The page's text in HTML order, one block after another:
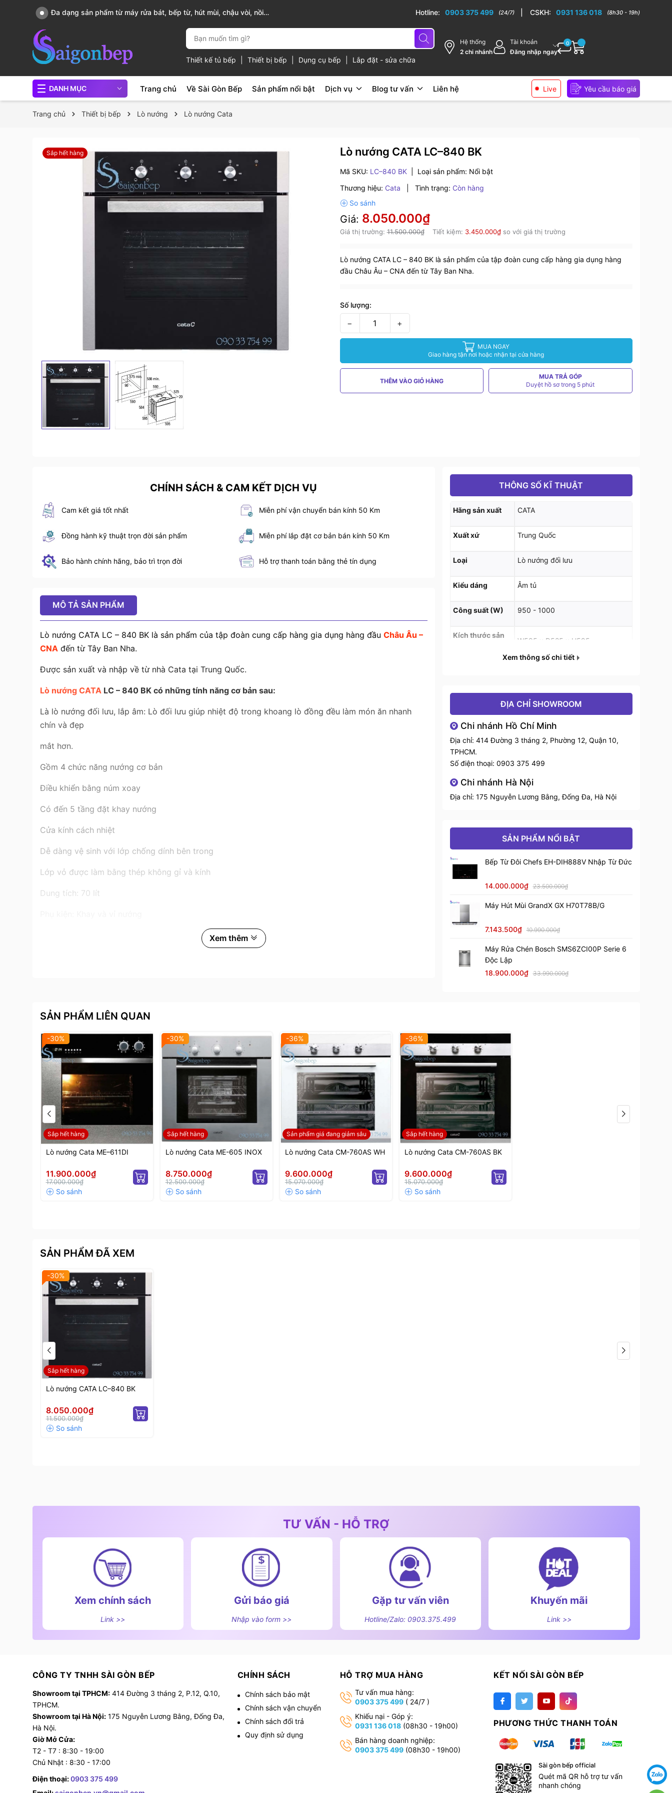
Đa dạng sản phẩm từ máy rửa bát, bếp từ, hút mùi, chậu vòi, nồi
Sài Gòn Bếp chuyên thiết bị bếp, gia dụng bếp cao cấp
Hotline: 0903 375 499 (24/7) CSKH: 0931 136 018 (8h30 - 19h)
Thiết kế tủ bếp Thiết bị bếp Dụng cụ bếp Lắp đặt - sửa chữa
Hệ thống
2 chi nhánh
Tài khoản
Đăng nhập ngay
0
DANH MỤC Trang chủ Về Sài Gòn Bếp Sản phẩm nổi bật Dịch vụ Blog tư vấn Liên hệ Live Yêu cầu báo giá
Trang chủ Thiết bị bếp Lò nướng Lò nướng Cata
Sắp hết hàng Lò nướng CATA LC–840 BK
Mã SKU: LC–840 BK| Loại sản phẩm: Nổi bật
Thương hiệu: Cata Tình trạng: Còn hàng
Giá: 8.050.000₫
Giá thị trường:11.500.000₫ Tiết kiệm: 3.450.000₫so với giá thị trường
Lò nướng CATA LC – 840 BK là sản phẩm của tập đoàn cung cấp hàng gia dụng hàng
đầu Châu Âu – CNA đến từ Tây Ban Nha.
Số lượng:
− +
MUA NGAY
Giao hàng tận nơi hoặc nhận tại cửa hàng
THÊM VÀO GIỎ HÀNG
MUA TRẢ GÓP
Duyệt hồ sơ trong 5 phút
CHÍNH SÁCH & CAM KẾT DỊCH VỤ
Cam kết giá tốt nhất Miễn phí vận chuyển bán kính 50 Km
Đồng hành kỹ thuật trọn đời sản phẩm Miễn phí lắp đặt cơ bản bán kính 50 Km
Bảo hành chính hãng, bảo trì trọn đời Hỗ trợ thanh toán bằng thẻ tín dụng
MÔ TẢ SẢN PHẨM
Lò nướng CATA LC – 840 BK là sản phẩm của tập đoàn cung cấp hàng gia dụng hàng đầu Châu Âu –
CNAđến từ Tây Ban Nha.
Được sản xuất và nhập về từ nhà Cata tại Trung Quốc.
Lò nướng CATALC – 840 BK có những tính năng cơ bản sau:
Là lò nướng đối lưu, lắp âm: Lò đối lưu giúp nhiệt độ trong khoang lò đồng đều làm món ăn nhanh
chín và đẹp
mắt hơn.
Gồm 4 chức năng nướng cơ bản
Điều khiển bằng núm xoay
Có đến 5 tầng đặt khay nướng
Cửa kính cách nhiệt
Dễ dàng vệ sinh với lớp chống dính bên trong
Lớp vỏ được làm bằng thép không gỉ và kính
Dung tích: 70 lít
Xem thêm
THÔNG SỐ KĨ THUẬT
Hãng sản xuất CATA
Xuất xứ Trung Quốc
Loại Lò nướng đối lưu
Kiểu dáng Âm tủ
Công suất (W) 950 - 1000
Kích thước sản
W595 x D525 x H595
Xem thông số chi tiết
ĐỊA CHỈ SHOWROOM
Chi nhánh Hồ Chí Minh
Địa chỉ: 414 Đường 3 tháng 2, Phường 12, Quận 10,
TPHCM.
Số điện thoại: 0903 375 499
Chi nhánh Hà Nội
Địa chỉ: 175 Nguyễn Lương Bằng, Đống Đa, Hà Nội
SẢN PHẨM NỔI BẬT
Bếp Từ Đôi Chefs EH-DIH888V Nhập Từ Đức
14.000.000₫ 23.500.000₫
Máy Hút Mùi GrandX GX H70T78B/G
7.143.500₫ 10.990.000₫
Máy Rửa Chén Bosch SMS6ZCI00P Serie 6
Độc Lập
18.900.000₫ 33.990.000₫
SẢN PHẨM LIÊN QUAN
Sắp hết hàng
-30%
Lò nướng Cata ME–611DI
11.900.000₫
17.000.000₫
Sắp hết hàng
-30%
Lò nướng Cata ME-605 INOX
8.750.000₫
12.500.000₫
Sản phẩm giá đang giảm sâu
-36%
Lò nướng Cata CM-760AS WH
9.600.000₫
15.070.000₫
Sắp hết hàng
-36%
Lò nướng Cata CM-760AS BK
9.600.000₫
15.070.000₫
SẢN PHẨM ĐÃ XEM
Sắp hết hàng
-30%
Lò nướng CATA LC–840 BK
8.050.000₫
11.500.000₫
TƯ VẤN - HỖ TRỢ
Xem chính sách
Link >>
Gửi báo giá
Nhập vào form >>
Gặp tư vấn viên
Hotline/Zalo: 0903.375.499
Khuyến mãi
Link >>
CÔNG TY TNHH SÀI GÒN BẾP
Showroom tại TPHCM:414 Đường 3 tháng 2, P.12, Q.10,
TPHCM.
Showroom tại Hà Nội:175 Nguyễn Lương Bằng, Đống Đa,
Hà Nội.
Giờ Mở Cửa:
T2 - T7 : 8:30 - 19:00
Chủ Nhật : 8:30 - 17:00
Điện thoại:0903 375 499
CHÍNH SÁCH
Chính sách bảo mật
Chính sách vận chuyển
Chính sách đổi trả
Quy định sử dụng
HỖ TRỢ MUA HÀNG
Tư vấn mua hàng:
0903 375 499( 24/7 )
Khiếu nại - Góp ý:
0931 136 018(08h30 - 19h00)
Bán hàng doanh nghiệp:
0903 375 499(08h30 - 19h00)
KẾT NỐI SÀI GÒN BẾP
PHƯƠNG THỨC THANH TOÁN
Sài gòn bếp official
Quét mã QR hỗ trợ tư vấn
nhanh chóng